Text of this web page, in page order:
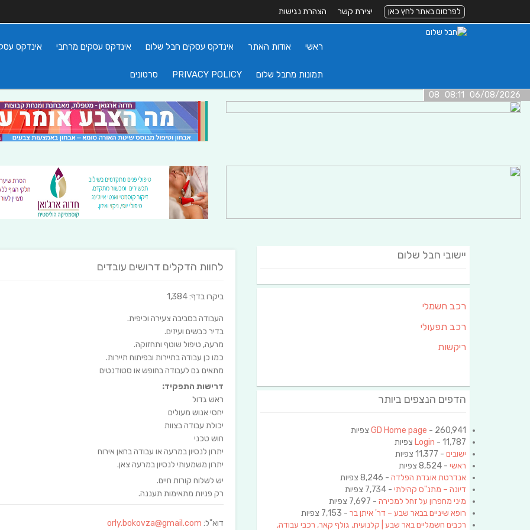
לפרסום באתר לחץ כאן יצירת קשר הצהרת נגישות
ראשי אודות האתר אינדקס עסקים חבל שלום אינדקס עסקים מרחבי אינדקס
תמונות מחבל שלום PRIVACY POLICY סרטונים
06/08/2026 08:11 08
לחוות הדקלים דרושים עובדים
ביקרו בדף: 1,384
העבודה בסביבה צעירה וכיפית.
בדיר כבשים ועיזים.
מרעה, טיפול שוטף ותחזוקה.
כמו כן עבודה בתיירות ובפיתוח תיירות.
מתאים גם לעבודה בחופש או סטודנטים
דרישות התפקיד:
ראש גדול
יחסי אנוש מעולים
יכולת עבודה בצוות
חוש טכני
יתרון לנסיון במרעה או עבודה בחאן אירוח
יתרון משמעותי לנסיון במרעה צאן.
יש לשלוח קורות חיים.
רק פניות מתאימות תעננה.
דוא"ל: orly.bokovza@gmail.com
יישובי חבל שלום
רכב חשמלי
רכב תפעולי
ריקשות
הדפים הנצפים ביותר
GD Home page - 260,941 צפיות
Login - 11,787 צפיות
ישובים - 11,377 צפיות
ראשי - 8,524 צפיות
אנדרטת אוגדת הפלדה - 8,246 צפיות
דיונה – מתנ"ס קהילתי - 7,734 צפיות
מיני מחפרון על זחל למכירה - 7,697 צפיות
רופא שיניים בבאר שבע – דר' איתן בר - 7,153 צפיות
רכבים חשמליים באר שבע | קלנועית, גולף קאר, רכבי עבודה,